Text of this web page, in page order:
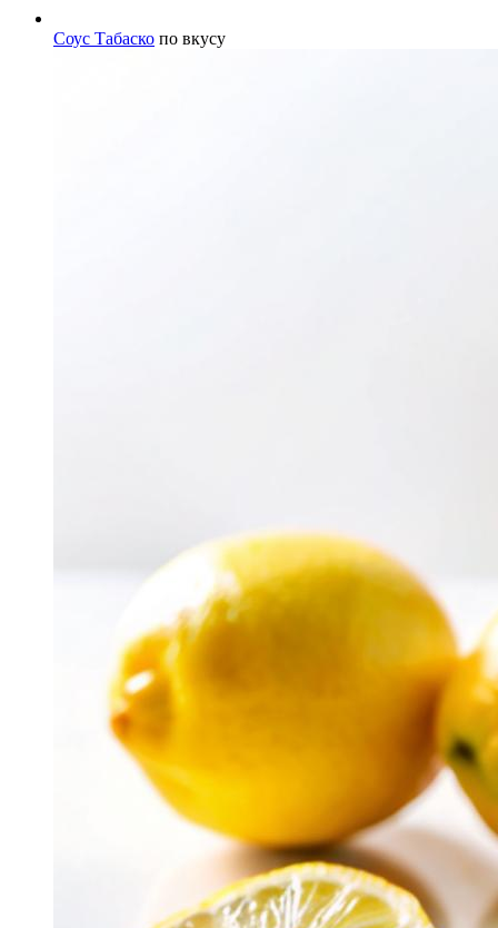
Соус Табаско по вкусу